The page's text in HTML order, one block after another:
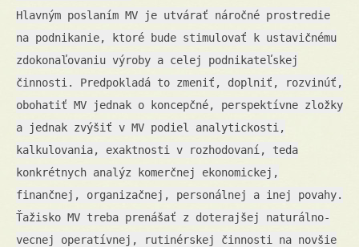
Hlavným poslaním MV je utvárať náročné prostredie
na podnikanie, ktoré bude stimulovať k ustavičnému
zdokonaľovaniu výroby a celej podnikateľskej
činnosti. Predpokladá to zmeniť, doplniť, rozvinúť,
obohatiť MV jednak o koncepčné, perspektívne zložky
a jednak zvýšiť v MV podiel analytickosti,
kalkulovania, exaktnosti v rozhodovaní, teda
konkrétnych analýz komerčnej ekonomickej,
finančnej, organizačnej, personálnej a inej povahy.
Ťažisko MV treba prenášať z doterajšej naturálno-
vecnej operatívnej, rutinérskej činnosti na novšie